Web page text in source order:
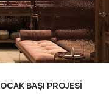
OCAK BAŞI PROJESİ